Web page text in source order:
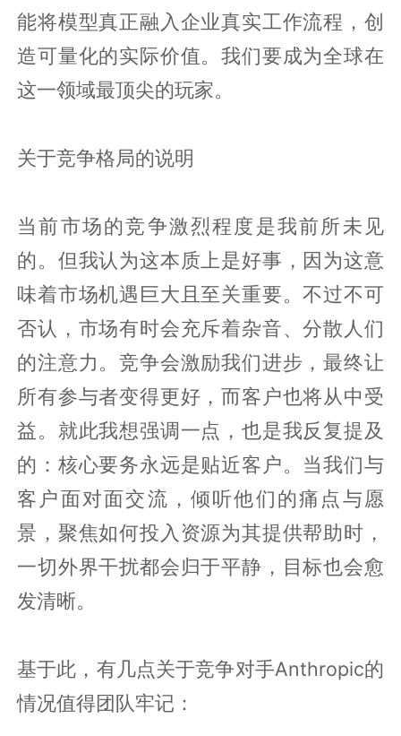
能将模型真正融入企业真实工作流程，创
造可量化的实际价值。我们要成为全球在
这一领域最顶尖的玩家。
关于竞争格局的说明
当前市场的竞争激烈程度是我前所未见
的。但我认为这本质上是好事，因为这意
味着市场机遇巨大且至关重要。不过不可
否认，市场有时会充斥着杂音、分散人们
的注意力。竞争会激励我们进步，最终让
所有参与者变得更好，而客户也将从中受
益。就此我想强调一点，也是我反复提及
的：核心要务永远是贴近客户。当我们与
客户面对面交流，倾听他们的痛点与愿
景，聚焦如何投入资源为其提供帮助时，
一切外界干扰都会归于平静，目标也会愈
发清晰。
基于此，有几点关于竞争对手Anthropic的
情况值得团队牢记：